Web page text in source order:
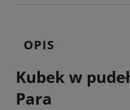
OPIS
Kubek w
Para